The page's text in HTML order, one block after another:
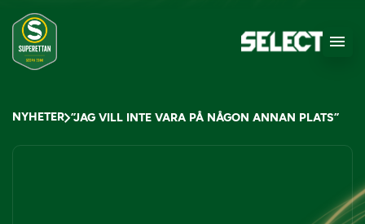
NYHETER ”JAG VILL INTE VARA PÅ NÅGON ANNAN PLATS”